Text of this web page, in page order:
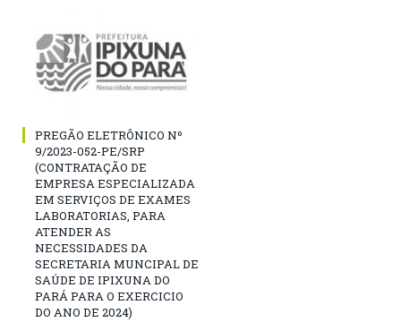
PREGÃO ELETRÔNICO Nº
9/2023-052-PE/SRP
(CONTRATAÇÃO DE
EMPRESA ESPECIALIZADA
EM SERVIÇOS DE EXAMES
LABORATORIAS, PARA
ATENDER AS
NECESSIDADES DA
SECRETARIA MUNCIPAL DE
SAÚDE DE IPIXUNA DO
PARÁ PARA O EXERCICIO
DO ANO DE 2024)